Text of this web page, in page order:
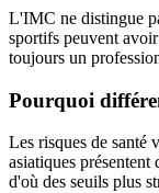
L'IMC ne distingue
sportifs peuvent
toujours un
Pourquoi
Les risques de santé
asiatiques présentent
d'où des seuils plus